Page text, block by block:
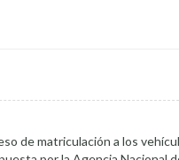
de matriculación a los